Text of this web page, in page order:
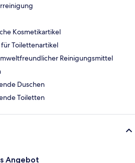
Kosmetikartikel
Toilettenartikel
Reinigungsmittel
Duschen
Toiletten
Angebot